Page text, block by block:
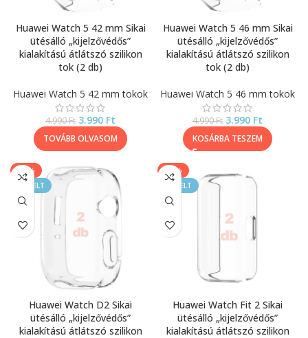
Huawei Watch 5 42 mm Sikai
ütésálló „kijelzővédős”
kialakítású átlátszó szilikon
tok (2 db)
Huawei Watch 5 42 mm tokok
4.990Ft 3.990 Ft
TOVÁBB OLVASOM
Huawei Watch 5 46 mm Sikai
ütésálló „kijelzővédős”
kialakítású átlátszó szilikon
tok (2 db)
Huawei Watch 5 46 mm tokok
4.990Ft 3.990 Ft
KOSÁRBA TESZEM
-20%
KIEMELT
Huawei Watch D2 Sikai
ütésálló „kijelzővédős”
kialakítású átlátszó szilikon
-40%
KIEMELT
Huawei Watch Fit 2 Sikai
ütésálló „kijelzővédős”
kialakítású átlátszó szilikon